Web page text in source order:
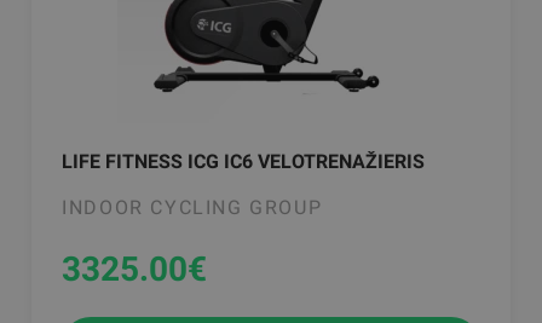
LIFE FITNESS ICG IC6 VELOTRENAŽIERIS
INDOOR CYCLING GROUP
3325.00€